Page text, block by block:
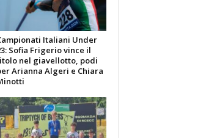
Italiani Under
Sofia Frigerio vince il
nel giavellotto, podi
Arianna Algeri e Chiara